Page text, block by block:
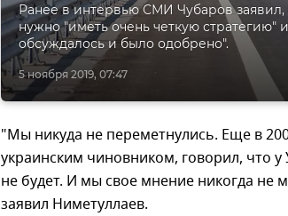
5 ноября 2019, 07:47
Ранее в интервью СМИ Чубаров
нужно "иметь очень четкую стратегию"
обсуждалось и было одобрено".
"Мы никуда не переметнулись. Еще в
украинским чиновником, говорил, что
не будет. И мы свое мнение никогда
заявил Ниметуллаев.